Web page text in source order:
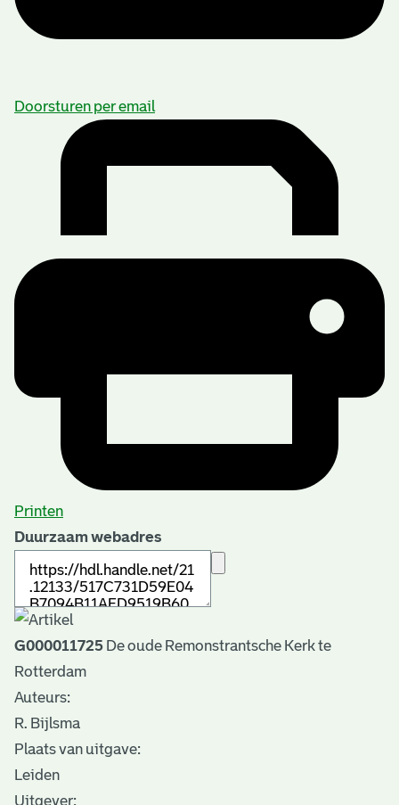
Doorsturen per email
Printen
Duurzaam webadres
G000011725 De oude Remonstrantsche Kerk te
Rotterdam
Auteurs:
R. Bijlsma
Plaats van uitgave:
Leiden
Uitgever: